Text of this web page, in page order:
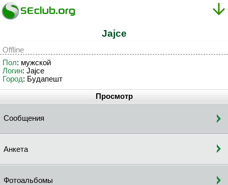
Jajce
Offline
Пол: мужской
Логин: Jajce
Город: Будапешт
Просмотр
Сообщения
Анкета
Фотоальбомы